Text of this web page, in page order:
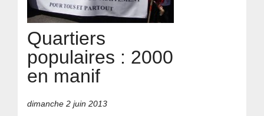
Quartiers
populaires : 2000
en manif
dimanche 2 juin 2013